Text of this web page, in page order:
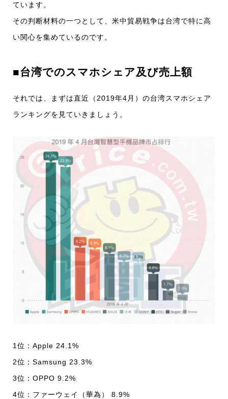
ています。
その判断材料の一つとして、米中貿易戦争は台湾で特に高
い関心を集めているのです。
■台湾でのスマホシェア及び売上額
それでは、まずは直近（2019年4月）の台湾スマホシェア
ランキングを見ていきましょう。
1位：Apple 24.1%
2位：Samsung 23.3%
3位：OPPO 9.2%
4位：ファーウェイ（華為） 8.9%